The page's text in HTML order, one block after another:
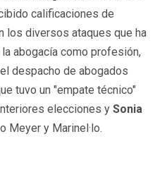
calificaciones de
los diversos ataques que ha
abogacía como profesión,
despacho de abogados
tuvo un "empate técnico"
elecciones y Sonia
Meyer y Marinel·lo.